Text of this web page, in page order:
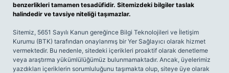
benzerlikleri tamamen tesadüfidir. Sitemizdeki bilgiler taslak
halindedir ve tavsiye niteliği taşımazlar.
Sitemiz, 5651 Sayılı Kanun gereğince Bilgi Teknolojileri ve İletişim
Kurumu (BTK) tarafından onaylanmış bir Yer Sağlayıcı olarak hizmet
vermektedir. Bu nedenle, sitedeki içerikleri proaktif olarak denetleme
veya araştırma yükümlülüğümüz bulunmamaktadır. Ancak, üyelerimiz
yazdıkları içeriklerin sorumluluğunu taşımakta olup, siteye üye olarak